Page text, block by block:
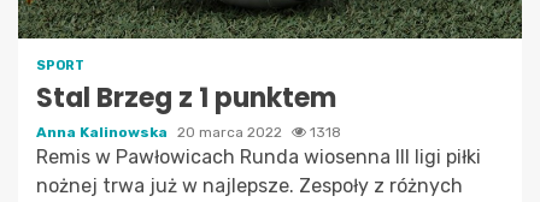
SPORT
Stal Brzeg z 1 punktem
Anna Kalinowska 20 marca 2022 1318
Remis w Pawłowicach Runda wiosenna III ligi piłki
nożnej trwa już w najlepsze. Zespoły z różnych